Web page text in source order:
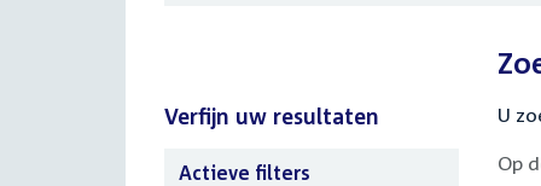
U
Verfijn uw resultaten
Op
Actieve filters